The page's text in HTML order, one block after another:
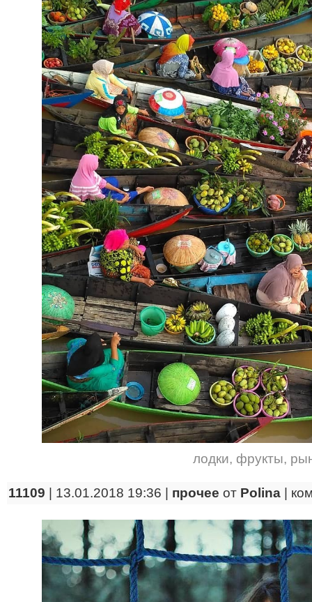
лодки, фрукты,
11109 | 13.01.2018 19:36 | прочее от Polina